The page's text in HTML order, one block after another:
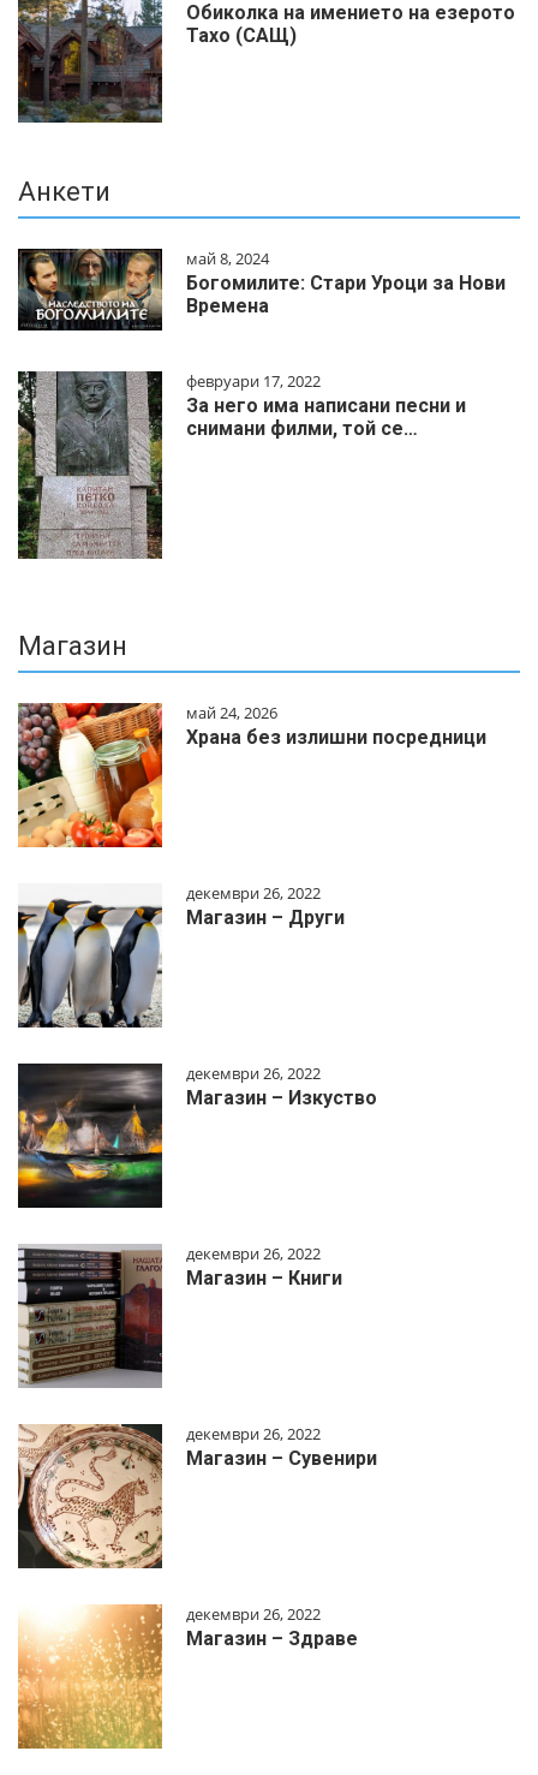
Обиколка на имението на езерото
Тахо (САЩ)
Анкети
май 8, 2024
Богомилите: Стари Уроци за Нови
Времена
февруари 17, 2022
За него има написани песни и
снимани филми, той се…
Магазин
май 24, 2026
Храна без излишни посредници
декември 26, 2022
Магазин – Други
декември 26, 2022
Магазин – Изкуство
декември 26, 2022
Магазин – Книги
декември 26, 2022
Магазин – Сувенири
декември 26, 2022
Магазин – Здраве